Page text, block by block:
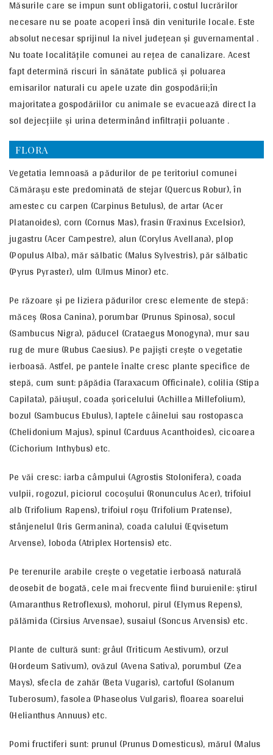
Măsurile care se impun sunt obligatorii, costul lucrărilor
necesare nu se poate acoperi însă din veniturile locale. Este
absolut necesar sprijinul la nivel judeţean şi guvernamental .
Nu toate localităţile comunei au rețea de canalizare. Acest
fapt determină riscuri în sănătate publică şi poluarea
emisarilor naturali cu apele uzate din gospodării;în
majoritatea gospodăriilor cu animale se evacuează direct la
sol dejecţiile şi urina determinând infiltraţii poluante .
FLORA
Vegetatia lemnoasă a pădurilor de pe teritoriul comunei
Cămăraşu este predominată de stejar (Quercus Robur), în
amestec cu carpen (Carpinus Betulus), de artar (Acer
Platanoides), corn (Cornus Mas), frasin (Fraxinus Excelsior),
jugastru (Acer Campestre), alun (Corylus Avellana), plop
(Populus Alba), măr sălbatic (Malus Sylvestris), păr sălbatic
(Pyrus Pyraster), ulm (Ulmus Minor) etc.
Pe răzoare şi pe liziera pădurilor cresc elemente de stepă:
măceş (Rosa Canina), porumbar (Prunus Spinosa), socul
(Sambucus Nigra), păducel (Crataegus Monogyna), mur sau
rug de mure (Rubus Caesius). Pe pajişti creşte o vegetatie
ierboasă. Astfel, pe pantele înalte cresc plante specifice de
stepă, cum sunt: păpădia (Taraxacum Officinale), colilia (Stipa
Capilata), păiuşul, coada şoricelului (Achillea Millefolium),
bozul (Sambucus Ebulus), laptele câinelui sau rostopasca
(Chelidonium Majus), spinul (Carduus Acanthoides), cicoarea
(Cichorium Inthybus) etc.
Pe văi cresc: iarba câmpului (Agrostis Stolonifera), coada
vulpii, rogozul, piciorul cocoşului (Ronunculus Acer), trifoiul
alb (Trifolium Rapens), trifoiul roşu (Trifolium Pratense),
stânjenelul (Iris Germanina), coada calului (Eqvisetum
Arvense), loboda (Atriplex Hortensis) etc.
Pe terenurile arabile creşte o vegetatie ierboasă naturală
deosebit de bogată, cele mai frecvente fiind buruienile: ştirul
(Amaranthus Retroflexus), mohorul, pirul (Elymus Repens),
pălămida (Cirsius Arvensae), susaiul (Soncus Arvensis) etc.
Plante de cultură sunt: grâul (Triticum Aestivum), orzul
(Hordeum Sativum), ovăzul (Avena Sativa), porumbul (Zea
Mays), sfecla de zahăr (Beta Vugaris), cartoful (Solanum
Tuberosum), fasolea (Phaseolus Vulgaris), floarea soarelui
(Helianthus Annuus) etc.
Pomi fructiferi sunt: prunul (Prunus Domesticus), mărul (Malus